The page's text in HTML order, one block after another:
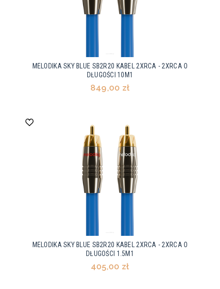
MELODIKA SKY BLUE SB2R20 KABEL 2XRCA - 2XRCA O
DŁUGOŚCI 10M1
849,00 zł
MELODIKA SKY BLUE SB2R20 KABEL 2XRCA - 2XRCA O
DŁUGOŚCI 1.5M1
405,00 zł